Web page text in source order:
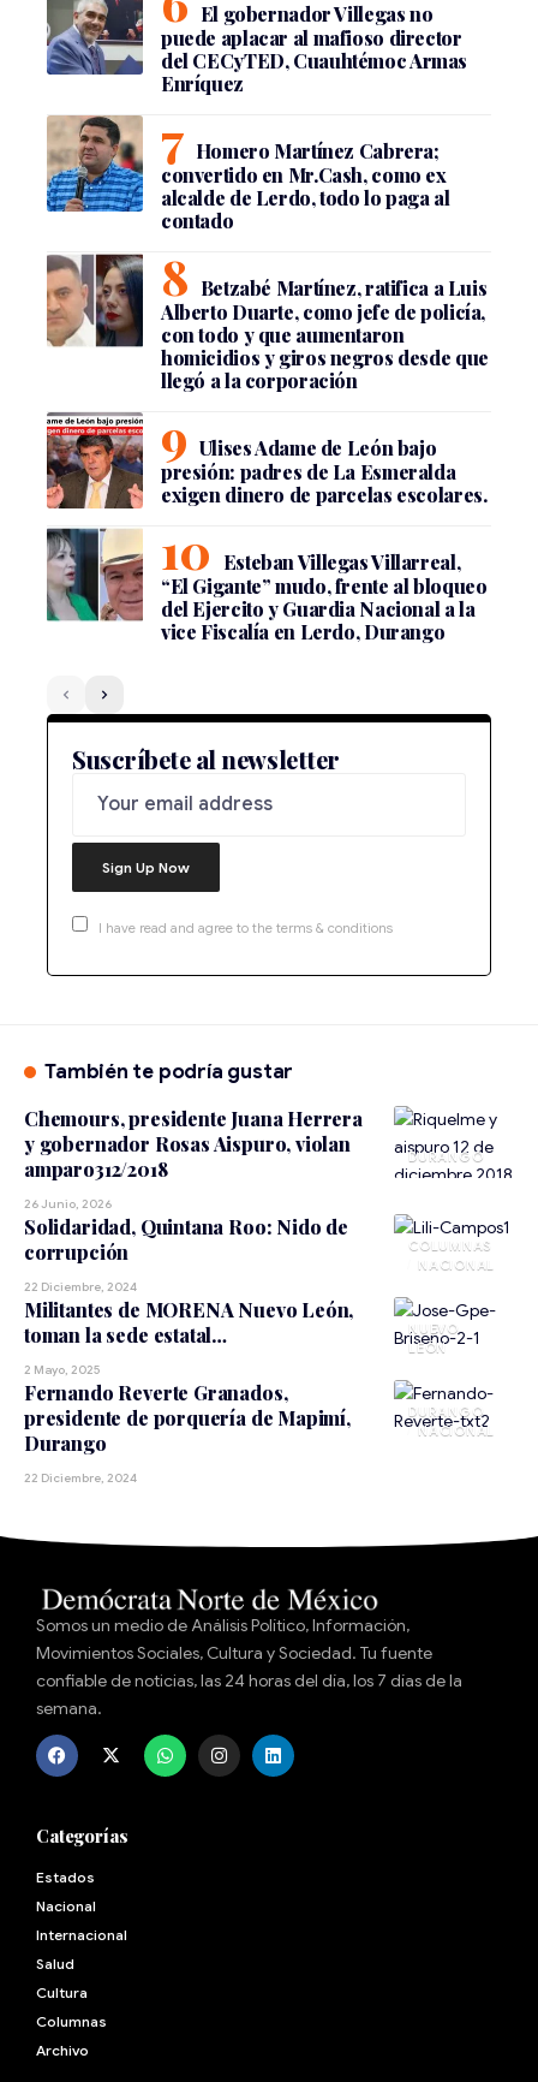
El gobernador Villegas no
puede aplacar al mafioso director
del CECyTED, Cuauhtémoc Armas
Enríquez
Homero Martínez Cabrera;
convertido en Mr.Cash, como ex
alcalde de Lerdo, todo lo paga al
contado
Betzabé Martínez, ratifica a Luis
Alberto Duarte, como jefe de policía,
con todo y que aumentaron
homicidios y giros negros desde que
llegó a la corporación
Ulises Adame de León bajo
presión: padres de La Esmeralda
exigen dinero de parcelas escolares.
Esteban Villegas Villarreal,
“El Gigante” mudo, frente al bloqueo
del Ejercito y Guardia Nacional a la
vice Fiscalía en Lerdo, Durango
Suscríbete al newsletter
I have read and agree to the terms & conditions
También te podría gustar
DURANGO
Chemours, presidente Juana Herrera
y gobernador Rosas Aispuro, violan
amparo312/2018
26 Junio, 2026
NACIONAL
Solidaridad, Quintana Roo: Nido de
corrupción
22 Diciembre, 2024
NUEVO
LEÓN
Militantes de MORENA Nuevo León,
toman la sede estatal…
2 Mayo, 2025
DURANGO
NACIONAL
Fernando Reverte Granados,
presidente de porquería de Mapimí,
Durango
22 Diciembre, 2024
Somos un medio de Análisis Político, Información,
Movimientos Sociales, Cultura y Sociedad. Tu fuente
confiable de noticias, las 24 horas del día, los 7 días de la
semana.
Categorías
Estados
Nacional
Internacional
Salud
Cultura
Archivo